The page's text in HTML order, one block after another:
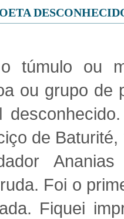
túmulo ou
ou grupo de
de
Foi o
Fiquei